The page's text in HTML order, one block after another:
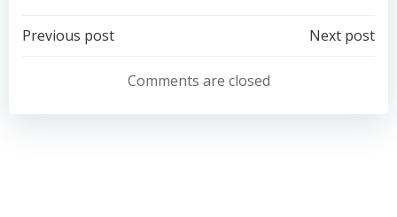
Navigation
l’article
Previous post
Navigation
de
l’article
Next post
Comments are closed